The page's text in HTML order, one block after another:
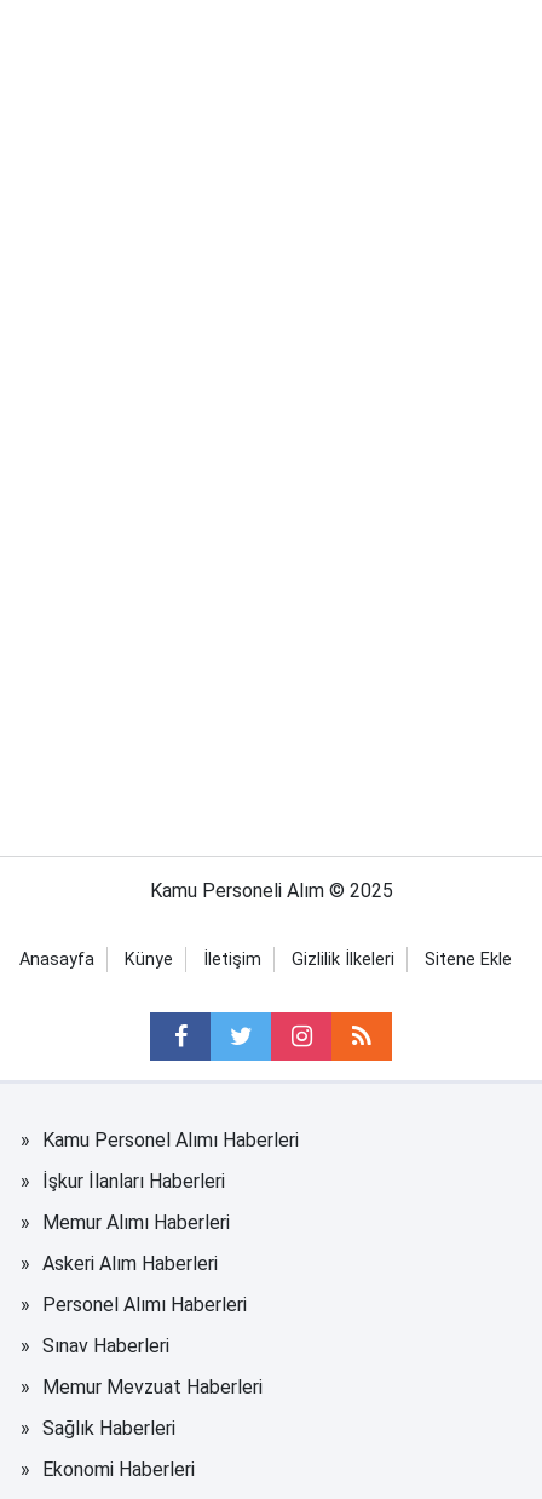
Kamu Personeli Alım © 2025
Anasayfa Künye İletişim Gizlilik İlkeleri Sitene Ekle
Kamu Personel Alımı Haberleri
İşkur İlanları Haberleri
Memur Alımı Haberleri
Askeri Alım Haberleri
Personel Alımı Haberleri
Sınav Haberleri
Memur Mevzuat Haberleri
Sağlık Haberleri
Ekonomi Haberleri